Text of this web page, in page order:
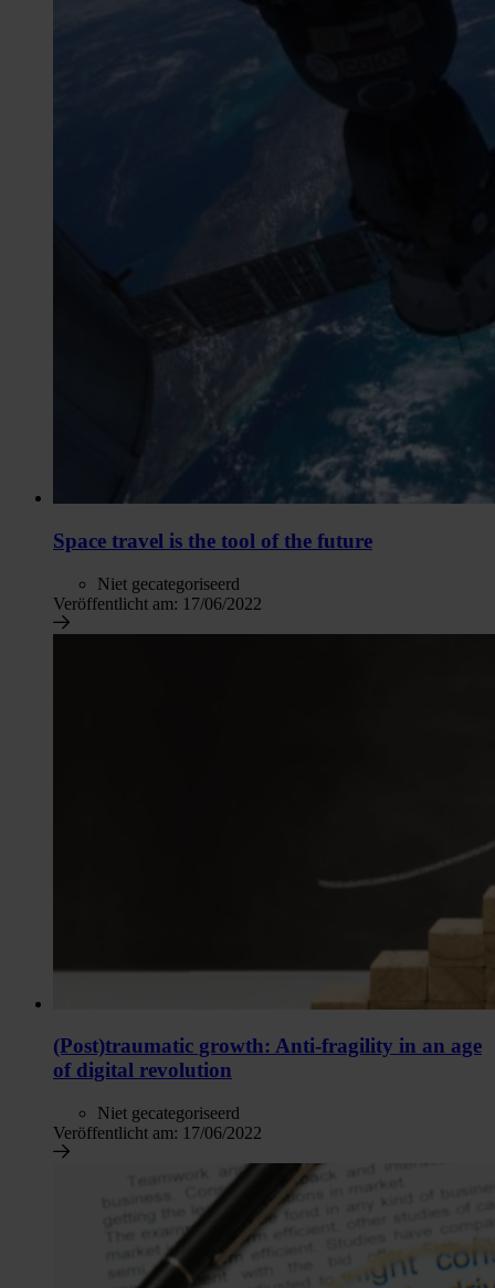
Space travel is the tool of the future
Niet gecategoriseerd
Veröffentlicht am: 17/06/2022
(Post)traumatic growth: Anti-fragility in an age
of digital revolution
Niet gecategoriseerd
Veröffentlicht am: 17/06/2022